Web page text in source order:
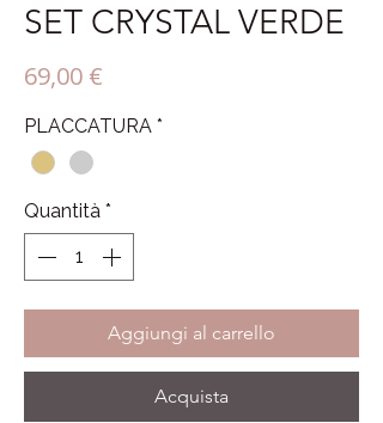
SET CRYSTAL VERDE
69,00 €
PLACCATURA *
Quantità *
Aggiungi al carrello
Acquista